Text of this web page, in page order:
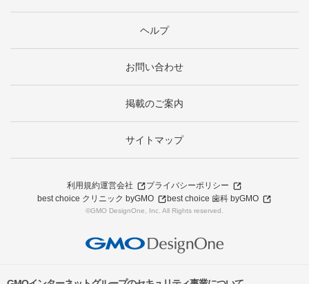
ヘルプ
お問い合わせ
掲載のご案内
サイトマップ
利用規約運営会社
プライバシーポリシー
best choice クリニック byGMO
best choice 歯科 byGMO
©GMO DesignOne, Inc. All Rights reserved.